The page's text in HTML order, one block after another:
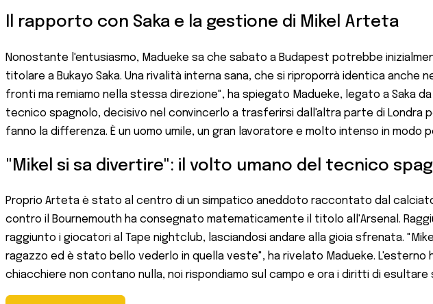
Il rapporto con Saka e la gestione di Mikel Arteta
Nonostante l'entusiasmo, Madueke sa che sabato a Budapest potrebbe
titolare a Bukayo Saka. Una rivalità interna sana, che si riproporrà identica anche
fronti ma remiamo nella stessa direzione", ha spiegato Madueke, legato a Saka
tecnico spagnolo, decisivo nel convincerlo a trasferirsi dall'altra parte di Londra
fanno la differenza. È un uomo umile, un gran lavoratore e molto intenso in modo
"Mikel si sa divertire": il volto umano del tecnico
Proprio Arteta è stato al centro di un simpatico aneddoto raccontato dal
contro il Bournemouth ha consegnato matematicamente il titolo all'Arsenal.
raggiunto i giocatori al Tape nightclub, lasciandosi andare alla gioia sfrenata.
ragazzo ed è stato bello vederlo in quella veste", ha rivelato Madueke.
chiacchiere non contano nulla, noi rispondiamo sul campo e ora i diritti di